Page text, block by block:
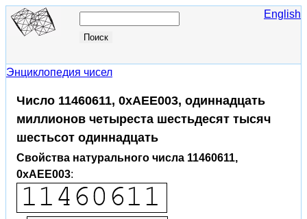
English
Энциклопедия чисел
Число 11460611, 0xAEE003, одиннадцать
миллионов четыреста шестьдесят тысяч
шестьсот одиннадцать
Свойства натурального числа 11460611,
0xAEE003: